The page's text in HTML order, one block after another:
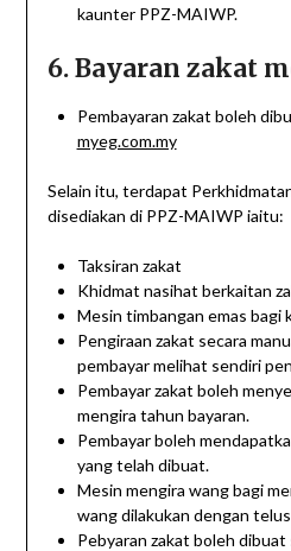
kaunter PPZ-MAIWP.
6. Bayaran zakat
Pembayaran zakat boleh
myeg.com.my
Selain itu, terdapat
disediakan di PPZ-MAIWP iaitu:
Taksiran zakat
Khidmat nasihat berkaitan
Mesin timbangan emas bagi
Pengiraan zakat secara
pembayar melihat sendiri
Pembayar zakat boleh
mengira tahun bayaran.
Pembayar boleh
yang telah dibuat.
Mesin mengira wang bagi
wang dilakukan dengan
Pebyaran zakat boleh dibuat